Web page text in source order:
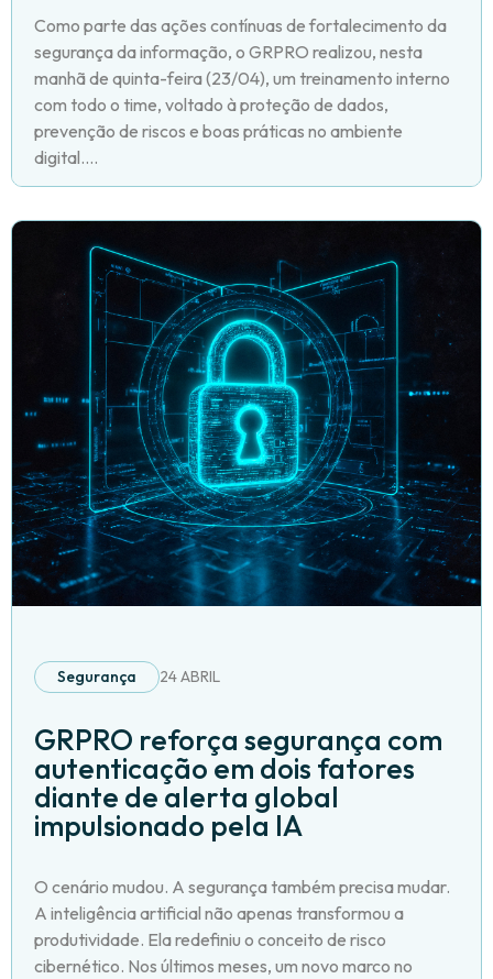
Como parte das ações contínuas de fortalecimento da
segurança da informação, o GRPRO realizou, nesta
manhã de quinta-feira (23/04), um treinamento interno
com todo o time, voltado à proteção de dados,
prevenção de riscos e boas práticas no ambiente
digital....
Segurança 24 ABRIL
GRPRO reforça segurança com
autenticação em dois fatores
diante de alerta global
impulsionado pela IA
O cenário mudou. A segurança também precisa mudar.
A inteligência artificial não apenas transformou a
produtividade. Ela redefiniu o conceito de risco
cibernético. Nos últimos meses, um novo marco no